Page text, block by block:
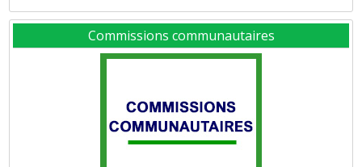
Commissions communautaires